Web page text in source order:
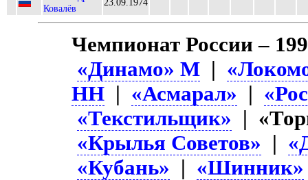
Ковалёв
Чемпионат России –
«Динамо» М |
НН | «Асмарал» |
«Текстильщик» |
«Крылья Советов» |
«Кубань» | «Шинник»